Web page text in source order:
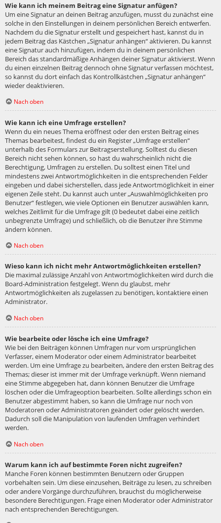
Wie kann ich meinem Beitrag eine Signatur anfügen?
Um eine Signatur an deinen Beitrag anzufügen, musst du zunächst eine
solche in den Einstellungen in deinem persönlichen Bereich entwerfen.
Nachdem du die Signatur erstellt und gespeichert hast, kannst du in
jedem Beitrag das Kästchen „Signatur anhängen“ aktivieren. Du kannst
eine Signatur auch hinzufügen, indem du in deinem persönlichen
Bereich das standardmäßige Anhängen deiner Signatur aktivierst. Wenn
du einen einzelnen Beitrag dennoch ohne Signatur verfassen möchtest,
so kannst du dort einfach das Kontrollkästchen „Signatur anhängen“
wieder deaktivieren.
Nach oben
Wie kann ich eine Umfrage erstellen?
Wenn du ein neues Thema eröffnest oder den ersten Beitrag eines
Themas bearbeitest, findest du ein Register „Umfrage erstellen“
unterhalb des Formulars zur Beitragserstellung. Solltest du diesen
Bereich nicht sehen können, so hast du wahrscheinlich nicht die
Berechtigung, Umfragen zu erstellen. Du solltest einen Titel und
mindestens zwei Antwortmöglichkeiten in die entsprechenden Felder
eingeben und dabei sicherstellen, dass jede Antwortmöglichkeit in einer
eigenen Zeile steht. Du kannst auch unter „Auswahlmöglichkeiten pro
Benutzer“ festlegen, wie viele Optionen ein Benutzer auswählen kann,
welches Zeitlimit für die Umfrage gilt (0 bedeutet dabei eine zeitlich
unbegrenzte Umfrage) und schließlich, ob die Benutzer ihre Stimme
ändern können.
Nach oben
Wieso kann ich nicht mehr Antwortmöglichkeiten erstellen?
Die maximal zulässige Anzahl von Antwortmöglichkeiten wird durch die
Board-Administration festgelegt. Wenn du glaubst, mehr
Antwortmöglichkeiten als zugelassen zu benötigen, kontaktiere einen
Administrator.
Nach oben
Wie bearbeite oder lösche ich eine Umfrage?
Wie bei den Beiträgen können Umfragen nur vom ursprünglichen
Verfasser, einem Moderator oder einem Administrator bearbeitet
werden. Um eine Umfrage zu bearbeiten, ändere den ersten Beitrag des
Themas; dieser ist immer mit der Umfrage verknüpft. Wenn niemand
eine Stimme abgegeben hat, dann können Benutzer die Umfrage
löschen oder die Umfrageoption bearbeiten. Sollte allerdings schon ein
Benutzer abgestimmt haben, so kann die Umfrage nur noch von
Moderatoren oder Administratoren geändert oder gelöscht werden.
Dadurch soll die Manipulation von laufenden Umfragen verhindert
werden.
Nach oben
Warum kann ich auf bestimmte Foren nicht zugreifen?
Manche Foren können bestimmten Benutzern oder Gruppen
vorbehalten sein. Um diese einzusehen, Beiträge zu lesen, zu schreiben
oder andere Vorgänge durchzuführen, brauchst du möglicherweise
besondere Berechtigungen. Frage einen Moderator oder Administrator
nach entsprechenden Berechtigungen.